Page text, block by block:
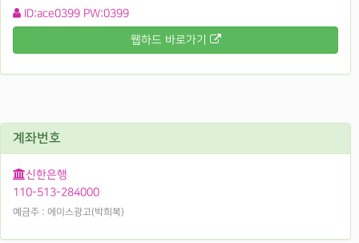
ID:ace0399 PW:0399
웹하드 바로가기
계좌번호
신한은행
110-513-284000
예금주 : 에이스광고(박희복)